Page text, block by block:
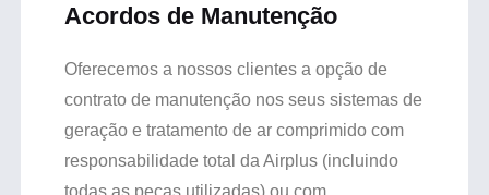
Acordos de Manutenção
Oferecemos a nossos clientes a opção de
contrato de manutenção nos seus sistemas de
geração e tratamento de ar comprimido com
responsabilidade total da Airplus (incluindo
todas as peças utilizadas) ou com